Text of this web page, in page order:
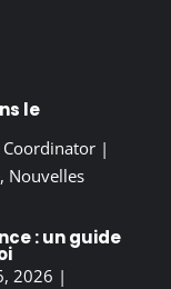
le
|
, Nouvelles
: un guide
2026 |